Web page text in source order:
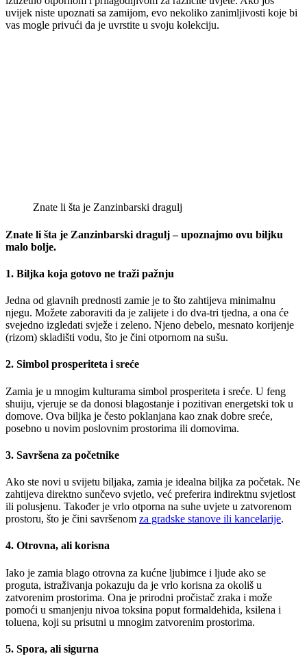
uvijek niste upoznati sa zamijom, evo nekoliko zanimljivosti koje bi
vas mogle privući da je uvrstite u svoju kolekciju.
Znate li šta je Zanzinbarski dragulj
Znate li šta je Zanzinbarski dragulj – upoznajmo ovu biljku
malo bolje.
1. Biljka koja gotovo ne traži pažnju
Jedna od glavnih prednosti zamie je to što zahtijeva minimalnu
njegu. Možete zaboraviti da je zalijete i do dva-tri tjedna, a ona će
svejedno izgledati svježe i zeleno. Njeno debelo, mesnato korijenje
(rizom) skladišti vodu, što je čini otpornom na sušu.
2. Simbol prosperiteta i sreće
Zamia je u mnogim kulturama simbol prosperiteta i sreće. U feng
shuiju, vjeruje se da donosi blagostanje i pozitivan energetski tok u
domove. Ova biljka je često poklanjana kao znak dobre sreće,
posebno u novim poslovnim prostorima ili domovima.
3. Savršena za početnike
Ako ste novi u svijetu biljaka, zamia je idealna biljka za početak. Ne
zahtijeva direktno sunčevo svjetlo, već preferira indirektnu svjetlost
ili polusjenu. Također je vrlo otporna na suhe uvjete u zatvorenom
prostoru, što je čini savršenom za gradske stanove ili kancelarije.
4. Otrovna, ali korisna
Iako je zamia blago otrovna za kućne ljubimce i ljude ako se
proguta, istraživanja pokazuju da je vrlo korisna za okoliš u
zatvorenim prostorima. Ona je prirodni pročistač zraka i može
pomoći u smanjenju nivoa toksina poput formaldehida, ksilena i
toluena, koji su prisutni u mnogim zatvorenim prostorima.
5. Spora, ali sigurna